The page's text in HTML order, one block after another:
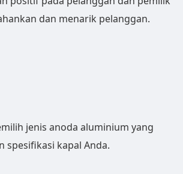
dan menarik pelanggan.
jenis anoda aluminium yang
spesifikasi kapal Anda.